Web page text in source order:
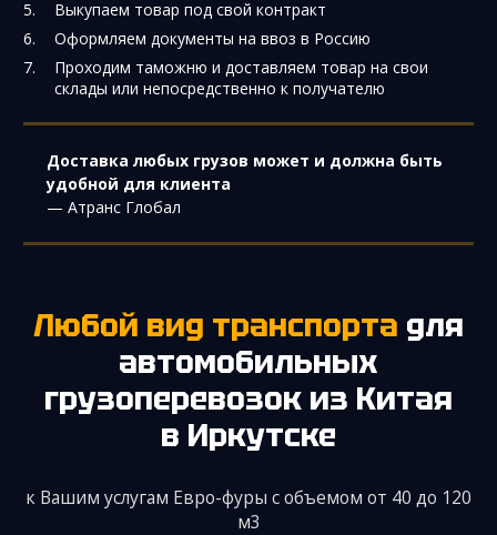
Выкупаем товар под свой контракт
Оформляем документы на ввоз в Россию
Проходим таможню и доставляем товар на свои
склады или непосредственно к получателю
Доставка любых грузов может и должна быть
удобной для клиента
— Атранс Глобал
Любой вид транспорта для
автомобильных
грузоперевозок из Китая
в Иркутске
к Вашим услугам Евро-фуры с объемом от 40 до 120
м3